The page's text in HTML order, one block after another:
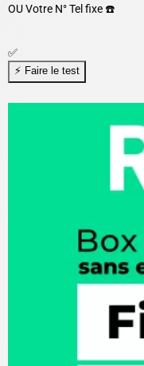
OUVotre N° Tel fixe ☎️
✅